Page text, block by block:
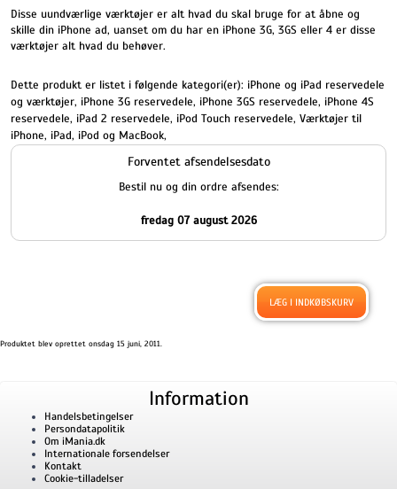
Disse uundværlige værktøjer er alt hvad du skal bruge for at åbne og
skille din iPhone ad, uanset om du har en iPhone 3G, 3GS eller 4 er disse
værktøjer alt hvad du behøver.
Dette produkt er listet i følgende kategori(er): iPhone og iPad reservedele
og værktøjer, iPhone 3G reservedele, iPhone 3GS reservedele, iPhone 4S
reservedele, iPad 2 reservedele, iPod Touch reservedele, Værktøjer til
iPhone, iPad, iPod og MacBook,
Forventet afsendelsesdato
Bestil nu og din ordre afsendes:
fredag 07 august 2026
Produktet blev oprettet onsdag 15 juni, 2011.
Information
Handelsbetingelser
Persondatapolitik
Om iMania.dk
Internationale forsendelser
Kontakt
Cookie-tilladelser